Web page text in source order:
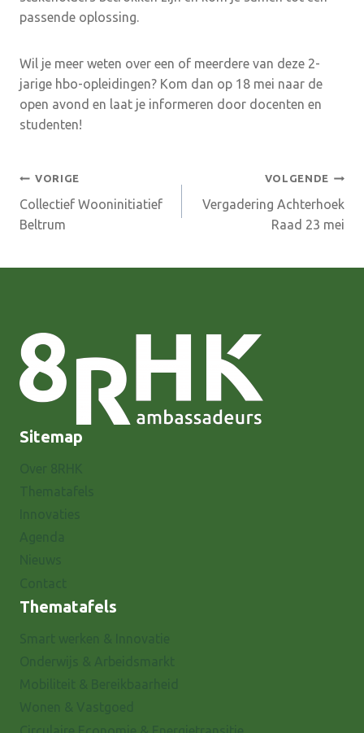
passende oplossing.
Wil je meer weten over een of meerdere van deze 2-
jarige hbo-opleidingen? Kom dan op 18 mei naar de
open avond en laat je informeren door docenten en
studenten!
Bericht
navigatie
VORIGE
Collectief Wooninitiatief
Beltrum
VOLGENDE
Vergadering Achterhoek
Raad 23 mei
Sitemap
Thematafels